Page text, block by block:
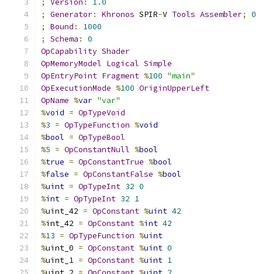
;
Version :
1.0
;
Generator: Khronos SPIR-V Tools Assembler;
0
;
Bound :
1000
;
Schema :
0
OpCapability Shader
OpMemoryModel Logical Simple
OpEntryPoint Fragment %100 "main"
OpExecutionMode %100 OriginUpperLeft
OpName %var "var"
%void = OpTypeVoid
%3 = OpTypeFunction %void
%bool = OpTypeBool
%5 = OpConstantNull %bool
%true = OpConstantTrue %bool
%false = OpConstantFalse %bool
%uint = OpTypeInt 32 0
%int = OpTypeInt 32 1
%uint_42 = OpConstant %uint 42
%int_42 = OpConstant %int 42
%13 = OpTypeFunction %uint
%uint_0 = OpConstant %uint 0
%uint_1 = OpConstant %uint 1